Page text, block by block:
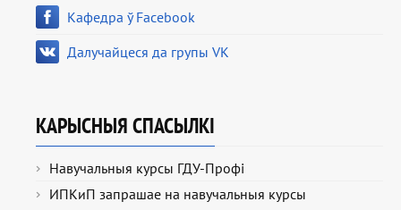
Кафедра ў Facebook
Далучайцеся да групы VK
КАРЫСНЫЯ СПАСЫЛКІ
Навучальныя курсы ГДУ-Профі
ИПКиП запрашае на навучальныя курсы